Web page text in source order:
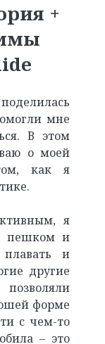
+
мне
В этом
о моей
как я
я
пешком и
и
другие
форме
с чем-то
– это